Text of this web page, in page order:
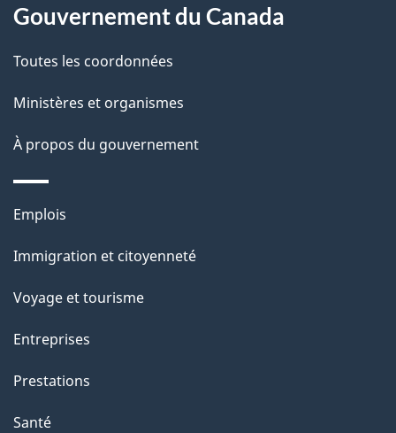
i
l
s
d
e
l
a
p
a
g
e
propos
de
ce
site
Gouvernement du Canada
Toutes les coordonnées
Ministères et organismes
À propos du gouvernement
Thèmes
sujets
Emplois
Immigration et citoyenneté
Voyage et tourisme
Entreprises
Prestations
Santé